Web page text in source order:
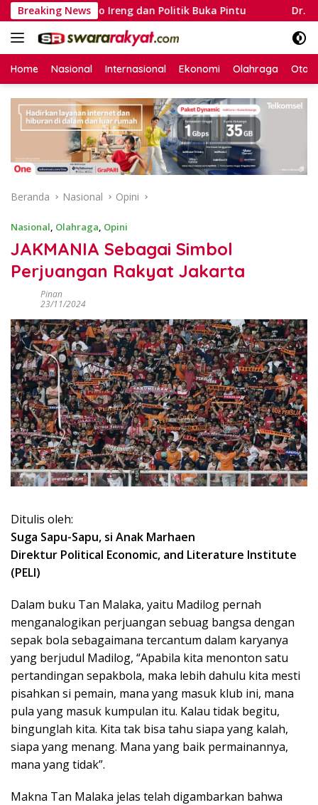
Langsung
ke
konten
Breaking News
Ireng dan Politik Buka Pintu Dr. Sutrisno:
Home Nasional Internasional Ekonomi Olahraga
Beranda Nasional Opini
Nasional, Olahraga, Opini
JAKMANIA Sebagai Simbol
Perjuangan Rakyat Jakarta
Pinan
23/11/2024
Ditulis oleh:
Suga Sapu-Sapu, si Anak Marhaen
Direktur Political Economic, and Literature Institute
(PELI)
Dalam buku Tan Malaka, yaitu Madilog pernah
menganalogikan perjuangan sebuag bangsa dengan
sepak bola sebagaimana tercantum dalam karyanya
yang berjudul Madilog, “Apabila kita menonton satu
pertandingan sepakbola, maka lebih dahulu kita mesti
pisahkan si pemain, mana yang masuk klub ini, mana
pula yang masuk kumpulan itu. Kalau tidak begitu,
bingunglah kita. Kita tak bisa tahu siapa yang kalah,
siapa yang menang. Mana yang baik permainannya,
mana yang tidak”.
Makna Tan Malaka jelas telah digambarkan bahwa